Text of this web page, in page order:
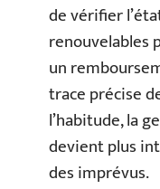
de vérifier
renouvelables
un
trace précise
l’habitude, la
devient plus
des imprévus.